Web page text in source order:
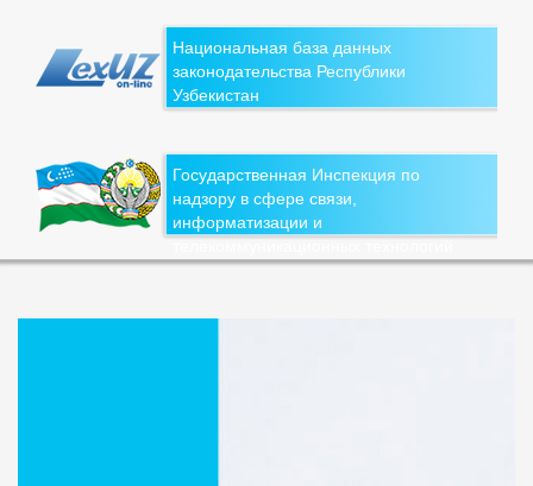
Национальная база данных
законодательства Республики
Узбекистан
Государственная Инспекция по
надзору в сфере связи,
информатизации и